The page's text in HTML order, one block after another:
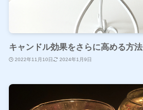
キャンドル効果をさらに高める方法
2022年11月10日 2024年1月9日